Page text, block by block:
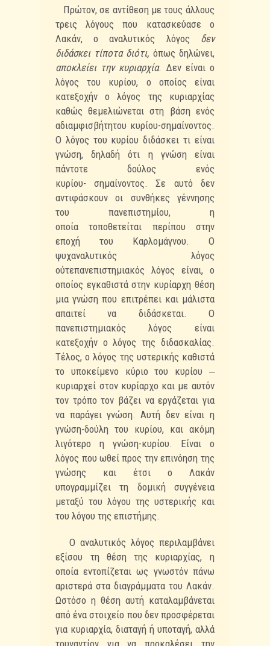
Πρώτον, σε αντίθεση με τους άλλους
τρεις λόγους που κατασκεύασε ο
Λακάν, οαναλυτικός λόγος δεν
διδάσκει τίποτα διότι, όπως δηλώνει,
αποκλείει την κυριαρχία. Δεν είναι ο
λόγος του κυρίου, ο οποίος είναι
κατεξοχήν ο λόγος της κυριαρχίας
καθώςθεμελιώνεται στη βάση ενός
αδιαμφισβήτητου κυρίου-σημαίνοντος.
Ο λόγος του κυρίουδιδάσκει τι είναι
γνώση, δηλαδή ότι η γνώση είναι
πάντοτε δούλος ενός
κυρίου-σημαίνοντος. Σε αυτό δεν
αντιφάσκουν οι συνθήκες γέννησης
του πανεπιστημίου, η
οποίατοποθετείται περίπου στην
εποχή του Καρλομάγνου. Ο
ψυχαναλυτικός λόγος
ούτεπανεπιστημιακός λόγος είναι, ο
οποίος εγκαθιστά στην κυρίαρχη θέση
μια γνώση που επιτρέπει και μάλιστα
απαιτεί να διδάσκεται. Ο
πανεπιστημιακός λόγος είναι
κατεξοχήν ο λόγος της διδασκαλίας.
Τέλος, ο λόγος της υστερικής καθιστά
το υποκείμενο κύριο του κυρίου ‒
κυριαρχεί στον κυρίαρχο και με αυτόν
τον τρόπο τον βάζει να εργάζεται για
να παράγει γνώση. Αυτή δενείναι η
γνώση-δούλη του κυρίου, και ακόμη
λιγότερο η γνώση-κυρίου. Είναι ο
λόγος που ωθείπρος την επινόηση της
γνώσης και έτσι ο Λακάν
υπογραμμίζει τη δομική συγγένεια
μεταξύ τουλόγου της υστερικής και
του λόγου της επιστήμης.
Ο αναλυτικός λόγος περιλαμβάνει
εξίσου τη θέση της κυριαρχίας, η
οποία εντοπίζεται ως γνωστόν πάνω
αριστερά στα διαγράμματα του Λακάν.
Ωστόσο η θέση αυτή καταλαμβάνεται
απόένα στοιχείο που δεν προσφέρεται
για κυριαρχία, διαταγή ή υποταγή, αλλά
τουναντίον για ναπροκαλέσει την